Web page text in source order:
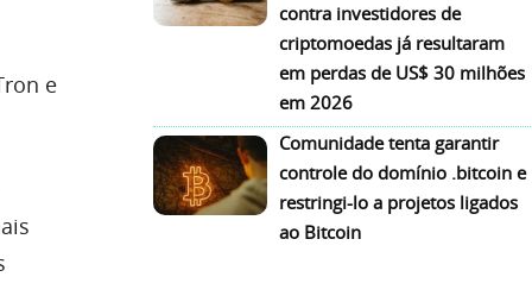
e
contra investidores de
criptomoedas já resultaram
em perdas de US$ 30 milhões
em 2026
Comunidade tenta garantir
controle do domínio .bitcoin e
restringi-lo a projetos ligados
ao Bitcoin